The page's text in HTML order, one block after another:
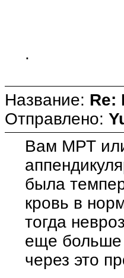
.
Название: Re:
Отправлено:
Вам МРТ
была
кровь в
тогда
еще больше
через это